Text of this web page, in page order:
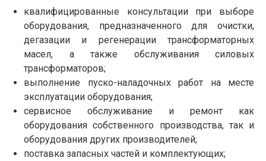
квалифицированные консультации при выборе
оборудования, предназначенного для очистки,
дегазации и регенерации трансформаторных
масел, а также обслуживания силовых
трансформаторов;
выполнение пуско-наладочных работ на месте
эксплуатации оборудования;
сервисное обслуживание и ремонт как
оборудования собственного производства, так и
оборудования других производителей;
поставка запасных частей и комплектующих;